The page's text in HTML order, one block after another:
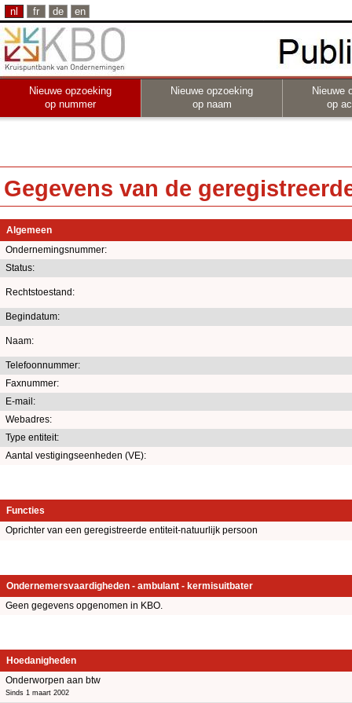
nl fr de en
Nieuwe opzoeking
op nummer
Nieuwe opzoeking
op naam
Nieuwe
op
Gegevens van de
Algemeen
Ondernemingsnummer:
Status:
Rechtstoestand:
Begindatum:
Naam:
Telefoonnummer:
Faxnummer:
E-mail:
Webadres:
Type entiteit:
Aantal vestigingseenheden (VE):
Functies
Oprichter van een geregistreerde entiteit-natuurlijk persoon
Ondernemersvaardigheden - ambulant - kermisuitbater
Geen gegevens opgenomen in KBO.
Hoedanigheden
Onderworpen aan btw
Sinds 1 maart 2002